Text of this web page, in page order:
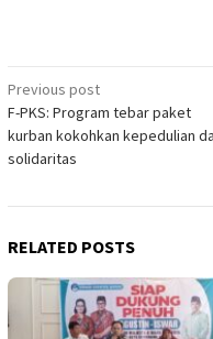
Post
navigation
Previous post
F-PKS: Program tebar paket
kurban kokohkan kepedulian
solidaritas
RELATED POSTS